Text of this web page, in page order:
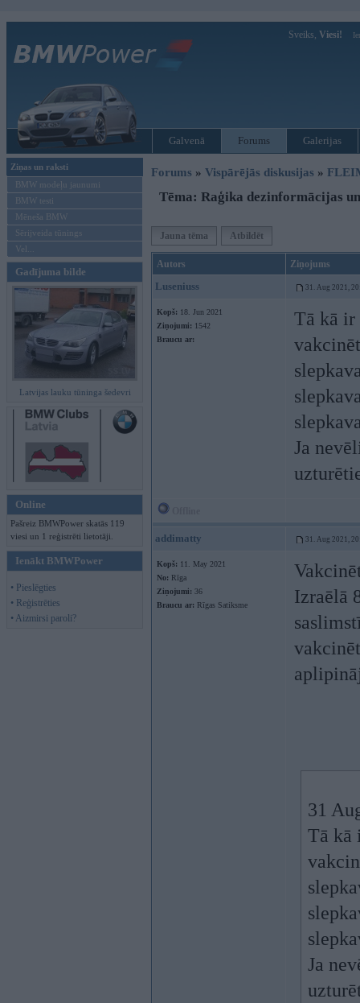
Sveiks, Viesi!
Galvenā Forums Galerijas
Ziņas un raksti
BMW modeļu jaunumi
BMW testi
Mēneša BMW
Sērijveida tūnings
Vel...
Gadījuma bilde
Latvijas lauku tūninga šedevri
Online
Pašreiz BMWPower skatās 119
viesi un 1 reģistrēti lietotāji.
Ienākt BMWPower
• Pieslēgties
• Reģistrēties
• Aizmirsi paroli?
Forums » Vispārējās diskusijas »
Tēma: Raģika dezinformācijas
Jauna tēma Atbildēt
Autors Ziņojums
Luseniuss 31. Aug 2021,
Kopš: 18. Jun 2021
Ziņojumi: 1542
Braucu ar:
Tā kā ir
Ja
addimatty 31. Aug 2021,
Kopš: 11. May 2021
No: Rīga
Ziņojumi: 36
Braucu ar: Rīgas Satiksme
Izraēlā
31
Tā kā
Ja